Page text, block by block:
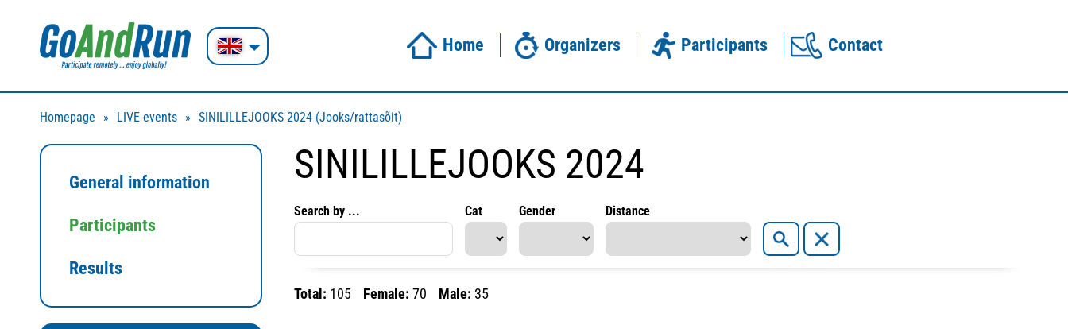
Home Organizers Participants Contact
Homepage LIVE events SINILILLEJOOKS 2024 (Jooks/rattasõit)
General information
Participants
Results
SINILILLEJOOKS 2024
Search by ... Cat Gender Distance
Total: 105 Female: 70 Male: 35